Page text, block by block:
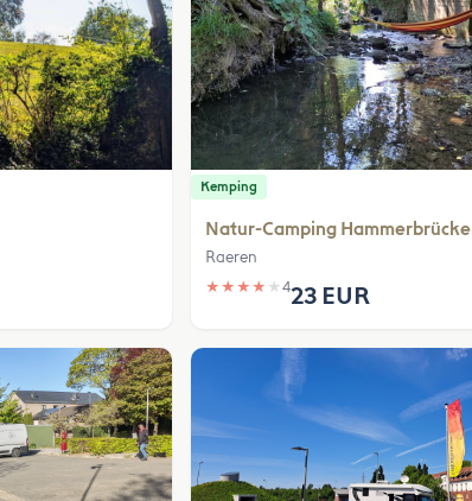
Kemping
Natur-Camping Hammerbrücke
Raeren
★ ★ ★ ★ ★423 EUR